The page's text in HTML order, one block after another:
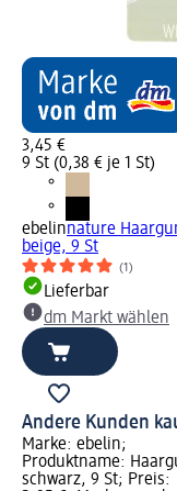
3,45 €
9 St (0,38 € je 1 St)
ebelinnature
beige, 9 St
(1)
Lieferbar
dm Markt wählen
Andere Kunden
Marke: ebelin;
Produktname:
schwarz, 9 St; Preis: